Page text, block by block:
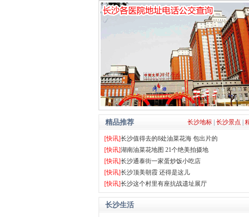
长沙地标 长沙景点
精品推荐
[快讯]长沙值得去的8处油菜花海 包出片的
[快讯]湖南油菜花地图 21个绝美拍摄地
[快讯]长沙通泰街一家蛋炒饭小吃店
[快讯]长沙顶美朝霞 还得是这儿
[快讯]长沙这个村里有座抗战遗址展厅
长沙生活